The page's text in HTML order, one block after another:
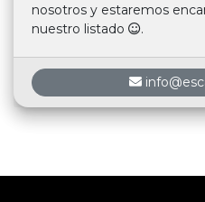
nosotros y estaremos
nuestro listado
.